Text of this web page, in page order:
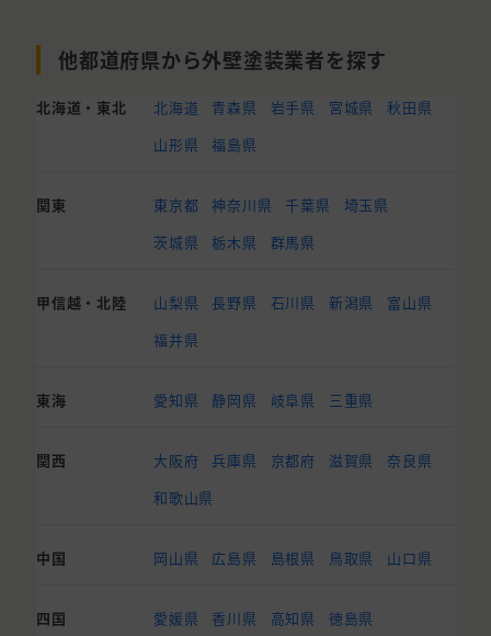
他都道府県から外壁塗装業者を探す
北海道・東北 北海道 青森県 岩手県 宮城県
秋田県
山形県
福島県
関東 東京都 神奈川県 千葉県
埼玉県
茨城県
栃木県 群馬県
甲信越・北陸 山梨県 長野県 石川県 新潟県
富山県
福井県
東海 愛知県 静岡県 岐阜県 三重県
関西 大阪府 兵庫県 京都府 滋賀県
奈良県
和歌山県
中国 岡山県 広島県 島根県 鳥取県 山口県
四国 愛媛県 香川県 高知県 徳島県